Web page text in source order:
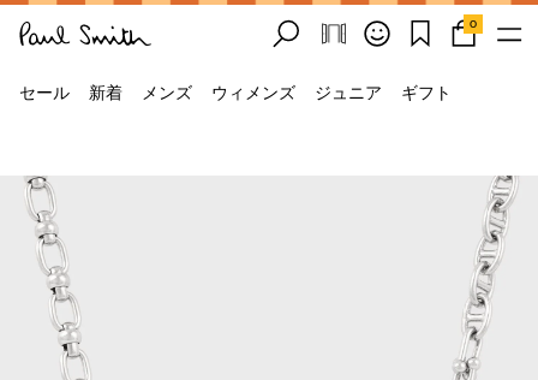
0
セール 新着 メンズ ウィメンズ ジュニア ギフト